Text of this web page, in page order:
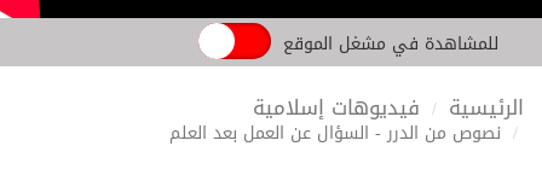
للمشاهدة في مشغل الموقع
الرئيسية فيديوهات إسلامية
نصوص من الدرر - السؤال عن العمل بعد العلم